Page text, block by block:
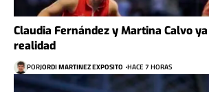
Claudia Fernández y Martina Calvo
realidad
PORJORDI MARTINEZ EXPOSITO HACE 7 HORAS